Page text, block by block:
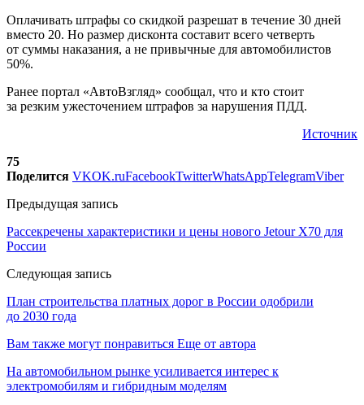
Оплачивать штрафы со скидкой разрешат в течение 30 дней
вместо 20. Но размер дисконта составит всего четверть
от суммы наказания, а не привычные для автомобилистов
50%.
Ранее портал «АвтоВзгляд» сообщал, что и кто стоит
за резким ужесточением штрафов за нарушения ПДД.
Источник
75
Поделится VKOK.ruFacebookTwitterWhatsAppTelegramViber
Предыдущая запись
Рассекречены характеристики и цены нового Jetour X70 для
России
Следующая запись
План строительства платных дорог в России одобрили
до 2030 года
Вам также могут понравиться Еще от автора
На автомобильном рынке усиливается интерес к
электромобилям и гибридным моделям